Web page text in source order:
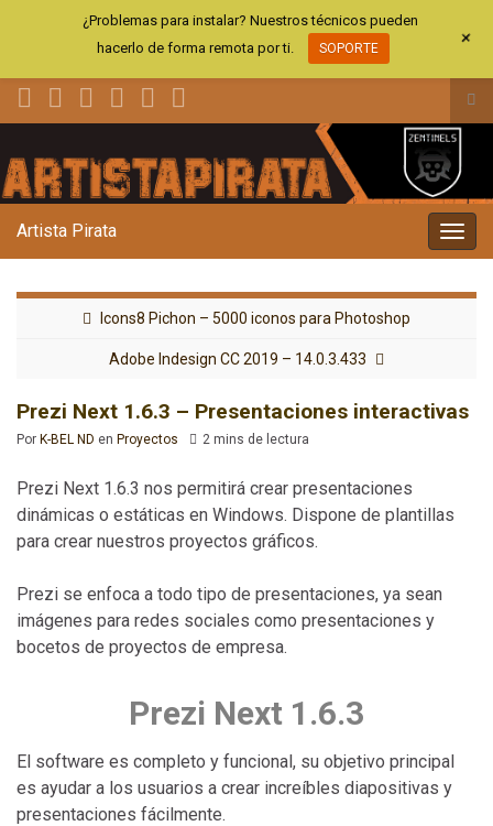
el
la
Artista Pirata
Icons8 Pichon – 5000 iconos para Photoshop
Adobe Indesign CC 2019 – 14.0.3.433
Prezi Next 1.6.3 – Presentaciones interactivas
Por K-BEL ND en Proyectos 2 mins de lectura
Prezi Next 1.6.3 nos permitirá crear presentaciones
dinámicas o estáticas en Windows. Dispone de plantillas
para crear nuestros proyectos gráficos.
Prezi se enfoca a todo tipo de presentaciones, ya sean
imágenes para redes sociales como presentaciones y
bocetos de proyectos de empresa.
Prezi Next 1.6.3
El software es completo y funcional, su objetivo principal
es ayudar a los usuarios a crear increíbles diapositivas y
presentaciones fácilmente.
¿Problemas para instalar? Nuestros técnicos pueden
hacerlo de forma remota por ti.
SOPORTE +